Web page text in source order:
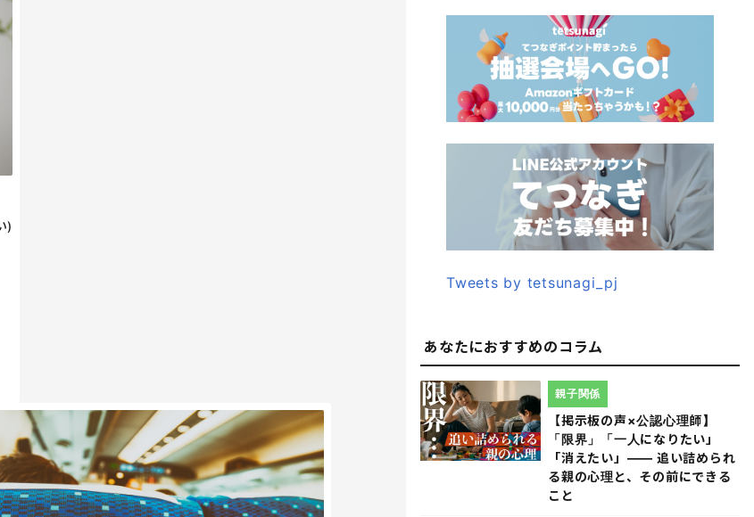
)
Tweets by tetsunagi_pj
あなたにおすすめのコラム
【掲示板の声×公認心理師】
「限界」「一人になりたい」
「消えたい」―― 追い詰められ
る親の心理と、その前にできる
こと
親子関係